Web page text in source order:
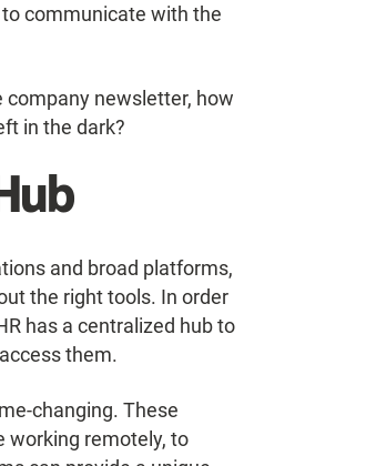
communicate with the
company newsletter, how
in the dark?
and broad platforms,
the right tools. In order
has a centralized hub to
them.
changing. These
working remotely, to